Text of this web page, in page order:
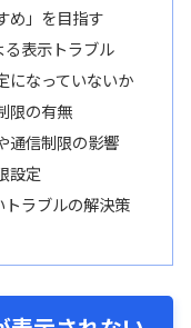
め」を目指す
表示トラブル
になっていないか
限の有無
通信制限の影響
設定
ラブルの解決策